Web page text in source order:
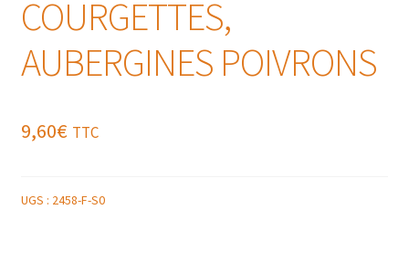
COURGETTES,
AUBERGINES POIVRONS
9,60€ TTC
UGS : 2458-F-S0